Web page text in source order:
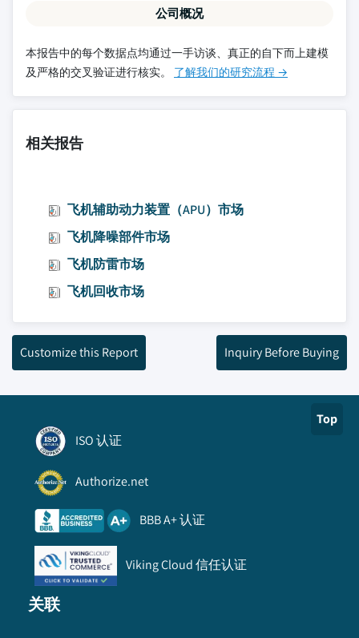
公司概况
本报告中的每个数据点均通过一手访谈、真正的自下而上建模
及严格的交叉验证进行核实。 了解我们的研究流程 →
相关报告
飞机辅助动力装置（APU）市场
飞机降噪部件市场
飞机防雷市场
飞机回收市场
Customize this Report Inquiry Before Buying
Top
ISO 认证
Authorize.net
BBB A+ 认证
Viking Cloud 信任认证
关联